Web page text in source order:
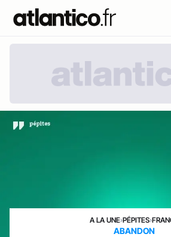
A LA UNE›PÉPITES›
ABANDON